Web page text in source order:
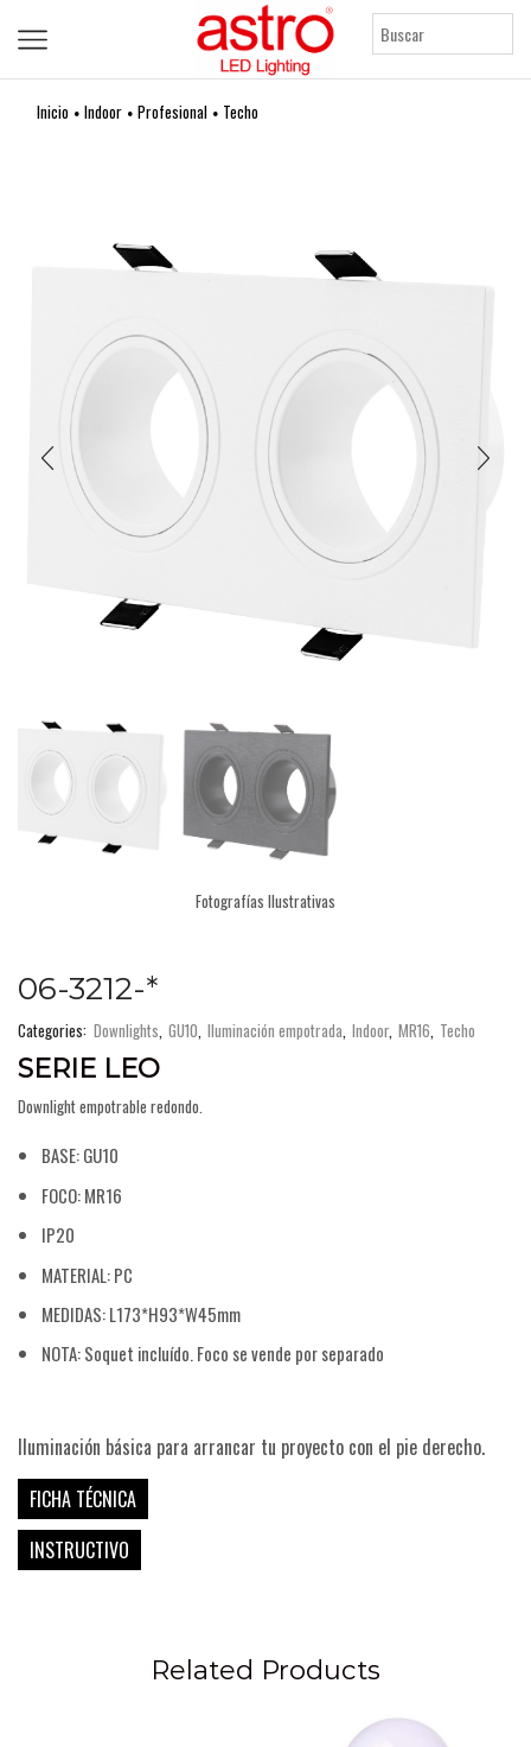
Inicio • Indoor • Profesional • Techo
Fotografías Ilustrativas
06-3212-*
Categories: Downlights GU10 Iluminación empotrada Indoor, MR16 Techo
SERIE LEO
Downlight empotrable redondo.
BASE: GU10
FOCO: MR16
IP20
MATERIAL: PC
MEDIDAS: L173*H93*W45mm
NOTA: Soquet incluído. Foco se vende por separado
Iluminación básica para arrancar tu proyecto con el pie derecho.
FICHA TÉCNICA
INSTRUCTIVO
Related Products